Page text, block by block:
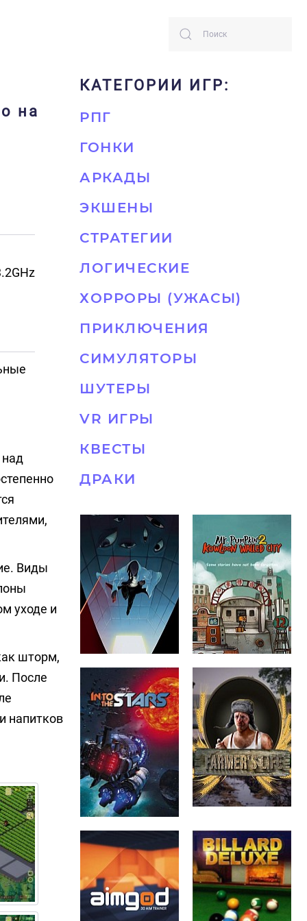
на
над
Виды
уходе и
шторм,
После
напитков
КАТЕГОРИИ ИГР:
РПГ
ГОНКИ
АРКАДЫ
ЭКШЕНЫ
СТРАТЕГИИ
ЛОГИЧЕСКИЕ
ХОРРОРЫ (УЖАСЫ)
ПРИКЛЮЧЕНИЯ
СИМУЛЯТОРЫ
ШУТЕРЫ
VR ИГРЫ
КВЕСТЫ
ДРАКИ